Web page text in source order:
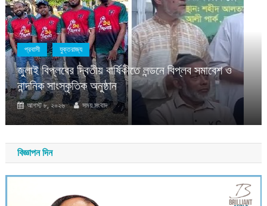
প্রবাসী যুক্তরাজ্য
জুলাই বিপ্লবের দ্বিতীয় বার্ষিকীতে লন্ডনে বিপ্লব সমাবেশ ও
নান্দনিক সাংস্কৃতিক অনুষ্ঠান
আগস্ট ৮, ২০২৬ সময় সংবাদ
বিজ্ঞাপন দিন